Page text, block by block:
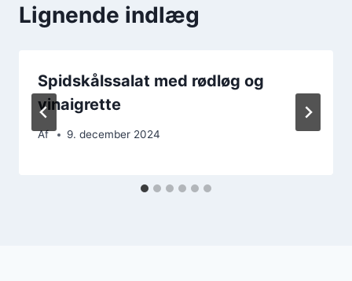
Lignende indlæg
Spidskålssalat med rødløg og
vinaigrette
Af 9. december 2024